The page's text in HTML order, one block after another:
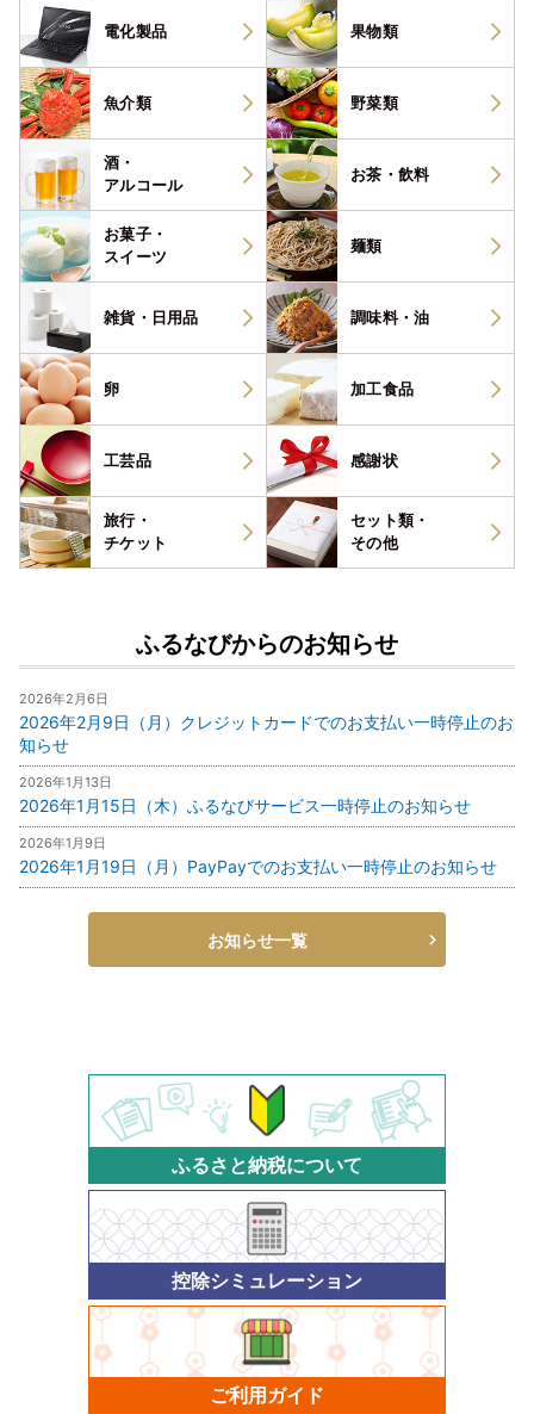
電化製品 果物類
魚介類 野菜類
酒・
アルコール
お茶・ 飲料
お菓子・
スイーツ
麺類
雑貨・ 日用品 調味料・油
卵 加工食品
工芸品 感謝状
旅行・
チケット
セット類・
その他
ふるなびからのお知らせ
2026年2月6日
2026年2月9日（月）クレジットカードでのお支払い一時停止のお
知らせ
2026年1月13日
2026年1月15日（木）ふるなびサービス一時停止のお知らせ
2026年1月9日
2026年1月19日（月）PayPayでのお支払い一時停止のお知らせ
お知らせ一覧